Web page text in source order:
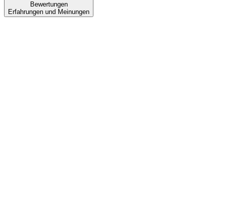
Bewertungen
Erfahrungen und Meinungen